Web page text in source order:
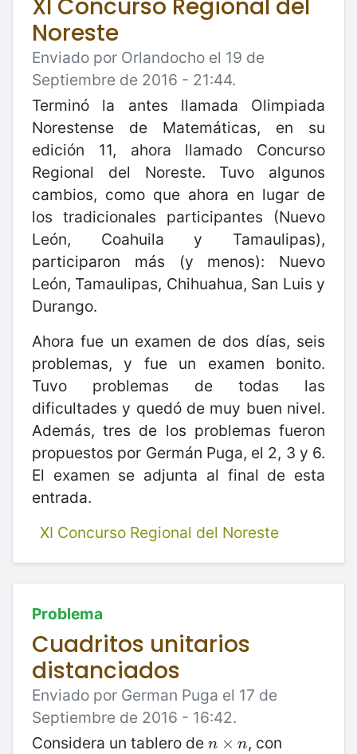
XI Concurso Regional del
Noreste
Enviado por Orlandocho el 19 de
Septiembre de 2016 - 21:44.
Terminó la antes llamada Olimpiada
Norestense de Matemáticas, en su
edición 11, ahora llamado Concurso
Regional del Noreste. Tuvo algunos
cambios, como que ahora en lugar de
los tradicionales participantes (Nuevo
León, Coahuila y Tamaulipas),
participaron más (y menos): Nuevo
León, Tamaulipas, Chihuahua, San Luis y
Durango.
Ahora fue un examen de dos días, seis
problemas, y fue un examen bonito.
Tuvo problemas de todas las
dificultades y quedó de muy buen nivel.
Además, tres de los problemas fueron
propuestos por Germán Puga, el 2, 3 y 6.
El examen se adjunta al final de esta
entrada.
XI Concurso Regional del Noreste
Problema
Cuadritos unitarios
distanciados
Enviado por German Puga el 17 de
Septiembre de 2016 - 16:42.
Considera un tablero de n × n
n×n , con